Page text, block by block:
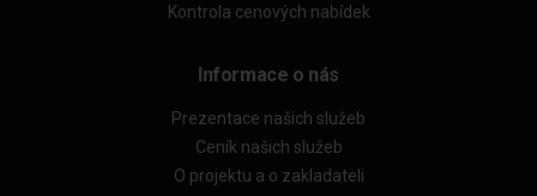
Kontrola cenových nabídek
Informace o nás
Prezentace našich služeb
Ceník našich služeb
O projektu a o zakladateli